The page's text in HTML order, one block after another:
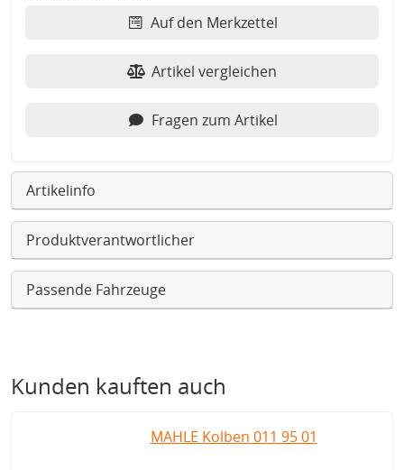
Auf den Merkzettel
Artikel vergleichen
Fragen zum Artikel
Artikelinfo
Produktverantwortlicher
Passende Fahrzeuge
Kunden kauften auch
MAHLE Kolben 011 95 01